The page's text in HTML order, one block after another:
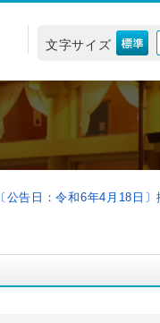
文字サイズ
〔公告日：令和6年4月18